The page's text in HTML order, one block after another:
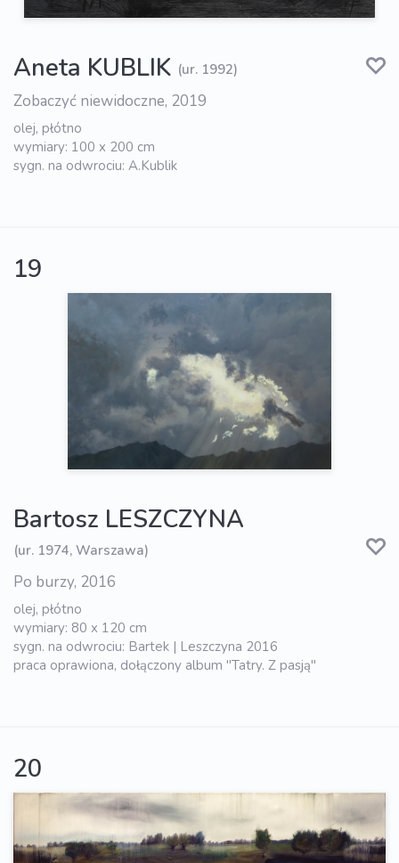
Aneta KUBLIK (ur. 1992)
Zobaczyć niewidoczne, 2019
olej, płótno
wymiary: 100 x 200 cm
sygn. na odwrociu: A.Kublik
19
Bartosz LESZCZYNA
(ur. 1974, Warszawa)
Po burzy, 2016
olej, płótno
wymiary: 80 x 120 cm
sygn. na odwrociu: Bartek | Leszczyna 2016
praca oprawiona, dołączony album "Tatry. Z pasją"
20